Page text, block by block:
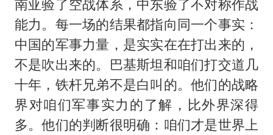
南亚验了空战体系，中东验了不对称作战
能力。每一场的结果都指向同一个事实：
中国的军事力量，是实实在在打出来的，
不是吹出来的。巴基斯坦和咱们打交道几
十年，铁杆兄弟不是白叫的。他们的战略
界对咱们军事实力的了解，比外界深得
多。他们的判断很明确：咱们才是世界上